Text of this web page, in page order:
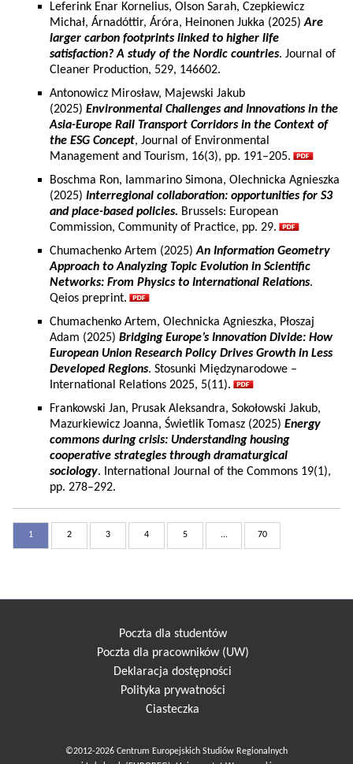
Leferink Enar Kornelius, Olson Sarah, Czepkiewicz
Michał, Árnadóttir, Áróra, Heinonen Jukka (2025)Are
larger carbon footprints linked to higher life
satisfaction? A study of the Nordic countries. Journal of
Cleaner Production, 529, 146602.
Antonowicz Mirosław, Majewski Jakub
(2025) Environmental Challenges and Innovations in the
Asia-Europe Rail Transport Corridors in the Context of
the ESG Concept, Journal of Environmental
Management and Tourism, 16(3), pp. 191–205.
Boschma Ron, Iammarino Simona, Olechnicka Agnieszka
(2025) Interregional collaboration: opportunities for S3
and place-based policies. Brussels: European
Commission, Community of Practice, pp. 29.
Chumachenko Artem (2025)An Information Geometry
Approach to Analyzing Topic Evolution in Scientific
Networks: From Physics to International Relations.
Qeios preprint.
Chumachenko Artem, Olechnicka Agnieszka, Płoszaj
Adam (2025) Bridging Europe’s Innovation Divide: How
European Union Research Policy Drives Growth in Less
Developed Regions. Stosunki Międzynarodowe –
International Relations 2025, 5(11).
Frankowski Jan, Prusak Aleksandra, Sokołowski Jakub,
Mazurkiewicz Joanna, Świetlik Tomasz (2025) Energy
commons during crisis: Understanding housing
cooperative strategies through dramaturgical
sociology. International Journal of the Commons 19(1),
pp. 278–292.
1 2 3 4 5 ... 70
Poczta dla studentów
Poczta dla pracowników (UW)
Deklaracja dostępności
Polityka prywatności
Ciasteczka
©2012-2026 Centrum Europejskich Studiów Regionalnych